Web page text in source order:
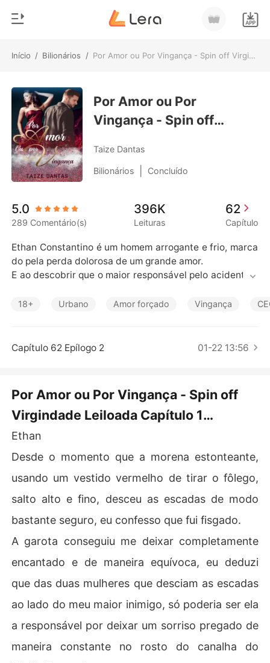
Início / Bilionários / Por Amor ou Por Vingança - Spin off Virgindade Leiloada
0
Loja
Histórico
Sair
Baixar App
Gênero
Moderno
Lobisomem
Contos
Bilionários
Contos Curtos
Por Amor ou Por
Vingança - Spin off
Taize Dantas
Bilionários Concluído
5.0
289 Comentário(s)
396K
Leituras
62
Capítulo
Ethan Constantino é um homem arrogante e frio, marca
do pela perda dolorosa de um grande amor.
E ao descobrir que o maior responsável pelo acidente q
urilo Fernandes, Ethan decide se vingar e fazer tudo o q
Então quando descobre que Murilo está vivendo novam
ece Mariana, a melhor amiga de Virgínia e por quem ele
fica completamente encantado.
ar a Mariana em sua vingança, enquanto desfruta de tó
rridos momentos ao lado da bela morena atrevida e ins
Capítulo 1 - En
18+ Urbano Amor forçado Vingança
Capítulo 62 Epílogo 2 01-22 13:56
Por Amor ou Por Vingança - Spin off
Virgindade Leiloada Capítulo 1
Encantado
Ethan
Desde o momento que a morena estonteante,
usando um vestido vermelho de tirar o fôlego,
salto alto e fino, desceu as escadas de modo
bastante seguro, eu confesso que fui fisgado.
A garota conseguiu me deixar completamente
encantado e de maneira equívoca, eu deduzi
que das duas mulheres que desciam as escadas
ao lado do meu maior inimigo, só poderia ser ela
a responsável por deixar um sorriso pregado de
maneira constante no rosto do canalha do